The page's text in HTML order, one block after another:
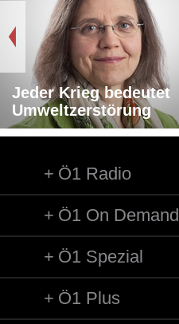
Jeder Krieg bedeutet
Umweltzerstörung
Ö1 Radio
Ö1 On Demand
Ö1 Spezial
Ö1 Plus